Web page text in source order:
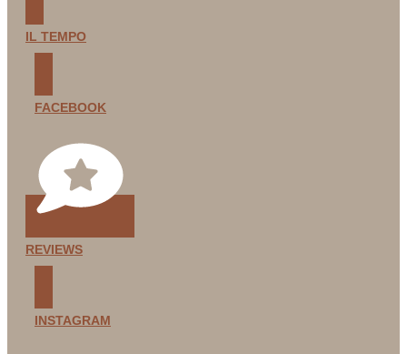
IL TEMPO
FACEBOOK
REVIEWS
INSTAGRAM